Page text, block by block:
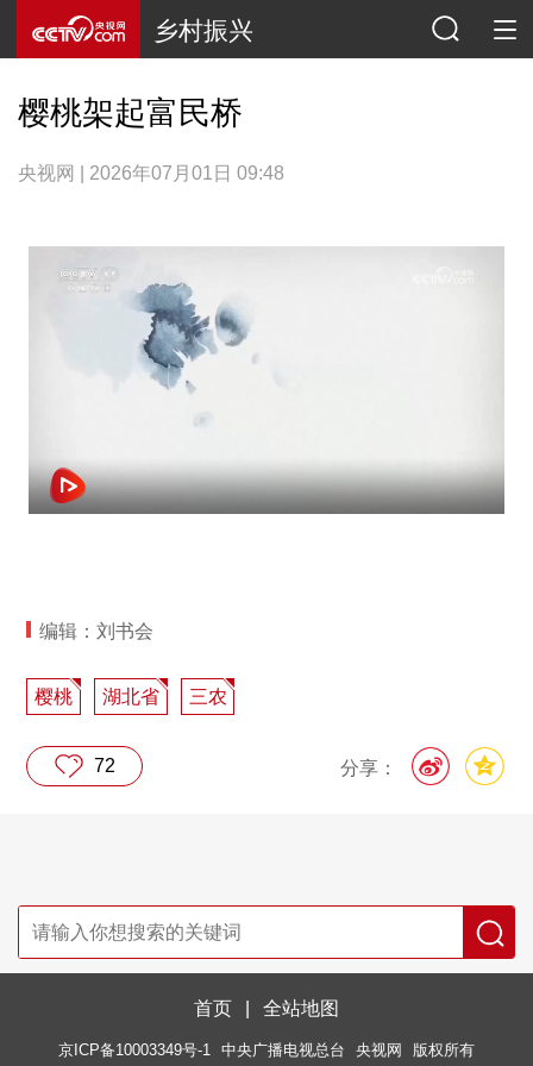
乡村振兴
樱桃架起富民桥
央视网 | 2026年07月01日 09:48
编辑：刘书会
樱桃 湖北省 三农
分享：
72
首页 全站地图
京ICP备10003349号-1 中央广播电视总台 央视网 版权所有